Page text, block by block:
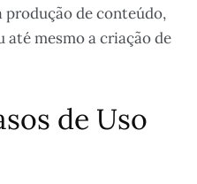
produção de conteúdo,
mesmo a criação de
de Uso